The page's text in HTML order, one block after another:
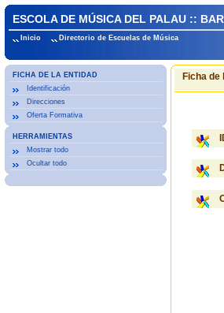
ESCOLA DE MÚSICA DEL PALAU ::
Inicio Directorio de Escuelas de Música
FICHA DE LA ENTIDAD
Identificación
Direcciones
Oferta Formativa
HERRAMIENTAS
Mostrar todo
Ocultar todo
Ficha de